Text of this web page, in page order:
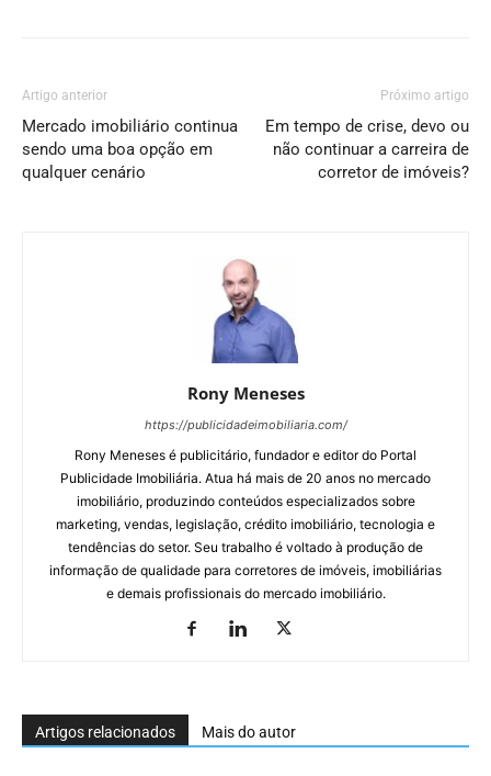
Artigo anterior
Mercado imobiliário continua
sendo uma boa opção em
qualquer cenário
Próximo artigo
Em tempo de crise, devo ou
não continuar a carreira de
corretor de imóveis?
Rony Meneses
https://publicidadeimobiliaria.com/
Rony Meneses é publicitário, fundador e editor do Portal
Publicidade Imobiliária. Atua há mais de 20 anos no mercado
imobiliário, produzindo conteúdos especializados sobre
marketing, vendas, legislação, crédito imobiliário, tecnologia e
tendências do setor. Seu trabalho é voltado à produção de
informação de qualidade para corretores de imóveis, imobiliárias
e demais profissionais do mercado imobiliário.
Artigos relacionados Mais do autor